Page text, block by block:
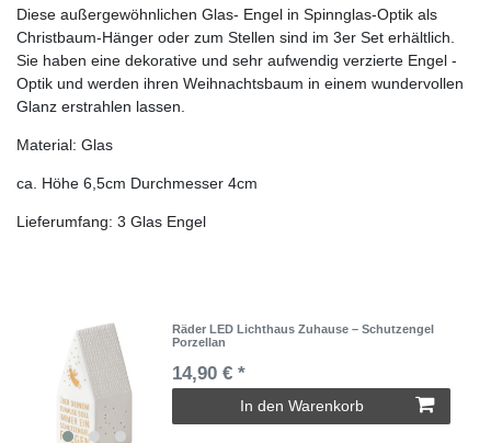
Diese außergewöhnlichen Glas- Engel in Spinnglas-Optik als
Christbaum-Hänger oder zum Stellen sind im 3er Set erhältlich.
Sie haben eine dekorative und sehr aufwendig verzierte Engel -
Optik und werden ihren Weihnachtsbaum in einem wundervollen
Glanz erstrahlen lassen.
Material: Glas
ca. Höhe 6,5cm Durchmesser 4cm
Lieferumfang: 3 Glas Engel
Räder LED Lichthaus Zuhause – Schutzengel
Porzellan
14,90 € *
In den Warenkorb